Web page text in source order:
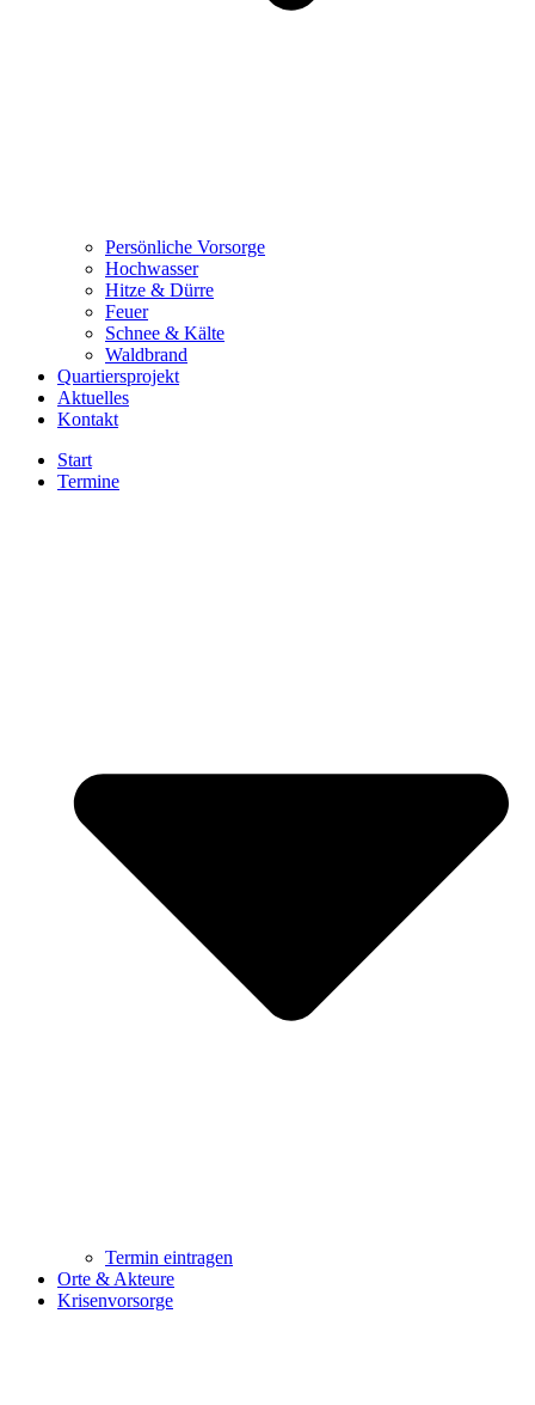
Persönliche Vorsorge
Hochwasser
Hitze & Dürre
Feuer
Schnee & Kälte
Waldbrand
Quartiersprojekt
Aktuelles
Kontakt
Start
Termine
Termin eintragen
Orte & Akteure
Krisenvorsorge